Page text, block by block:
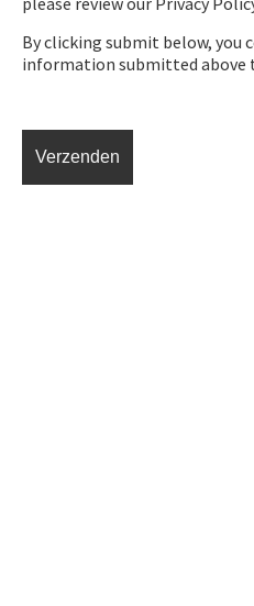
By clicking submit below,
information submitted above